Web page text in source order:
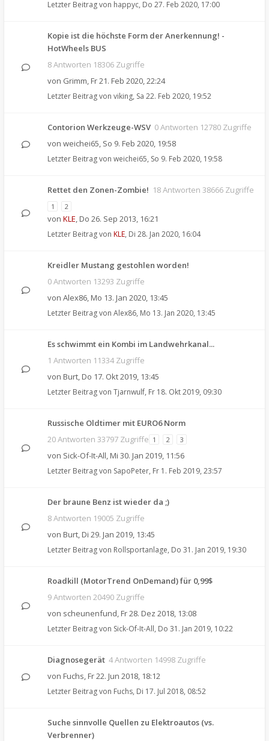
Letzter Beitrag von happyc, Do 27. Feb 2020, 17:00
Kopie ist die höchste Form der Anerkennung! -
HotWheels BUS
8 Antworten 18306 Zugriffe
von Grimm, Fr 21. Feb 2020, 22:24
Letzter Beitrag von viking, Sa 22. Feb 2020, 19:52
Contorion Werkzeuge-WSV 0 Antworten 12780 Zugriffe
von weichei65, So 9. Feb 2020, 19:58
Letzter Beitrag von weichei65, So 9. Feb 2020, 19:58
Rettet den Zonen-Zombie! 18 Antworten 38666 Zugriffe
1 2
von KLE, Do 26. Sep 2013, 16:21
Letzter Beitrag von KLE, Di 28. Jan 2020, 16:04
Kreidler Mustang gestohlen worden!
0 Antworten 13293 Zugriffe
von Alex86, Mo 13. Jan 2020, 13:45
Letzter Beitrag von Alex86, Mo 13. Jan 2020, 13:45
Es schwimmt ein Kombi im Landwehrkanal...
1 Antworten 11334 Zugriffe
von Burt, Do 17. Okt 2019, 13:45
Letzter Beitrag von Tjarnwulf, Fr 18. Okt 2019, 09:30
Russische Oldtimer mit EURO6 Norm
20 Antworten 33797 Zugriffe 1 2 3
von Sick-Of-It-All, Mi 30. Jan 2019, 11:56
Letzter Beitrag von SapoPeter, Fr 1. Feb 2019, 23:57
Der braune Benz ist wieder da ;)
8 Antworten 19005 Zugriffe
von Burt, Di 29. Jan 2019, 13:45
Letzter Beitrag von Rollsportanlage, Do 31. Jan 2019, 19:30
Roadkill (MotorTrend OnDemand) für 0,99$
9 Antworten 20490 Zugriffe
von scheunenfund, Fr 28. Dez 2018, 13:08
Letzter Beitrag von Sick-Of-It-All, Do 31. Jan 2019, 10:22
Diagnosegerät 4 Antworten 14998 Zugriffe
von Fuchs, Fr 22. Jun 2018, 18:12
Letzter Beitrag von Fuchs, Di 17. Jul 2018, 08:52
Suche sinnvolle Quellen zu Elektroautos (vs.
Verbrenner)